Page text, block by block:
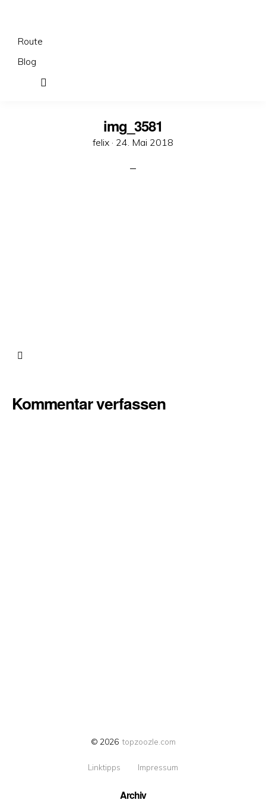
Route
Blog
img_3581
felix · Veröffentlicht
24. Mai 2018
Kommentar verfassen
© 2026topzoozle.com
Linktipps Impressum
Archiv